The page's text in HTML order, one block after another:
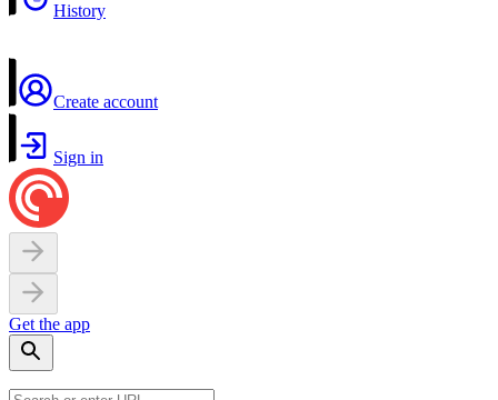
History
Create account
Sign in
Get the app